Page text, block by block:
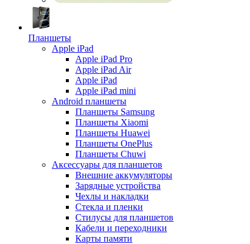
Планшеты
Apple iPad
Apple iPad Pro
Apple iPad Air
Apple iPad
Apple iPad mini
Android планшеты
Планшеты Samsung
Планшеты Xiaomi
Планшеты Huawei
Планшеты OnePlus
Планшеты Chuwi
Аксессуары для планшетов
Внешние аккумуляторы
Зарядные устройства
Чехлы и накладки
Стекла и пленки
Стилусы для планшетов
Кабели и переходники
Карты памяти